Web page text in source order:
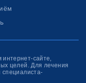
сайте,
целей. Для лечения
специалиста-